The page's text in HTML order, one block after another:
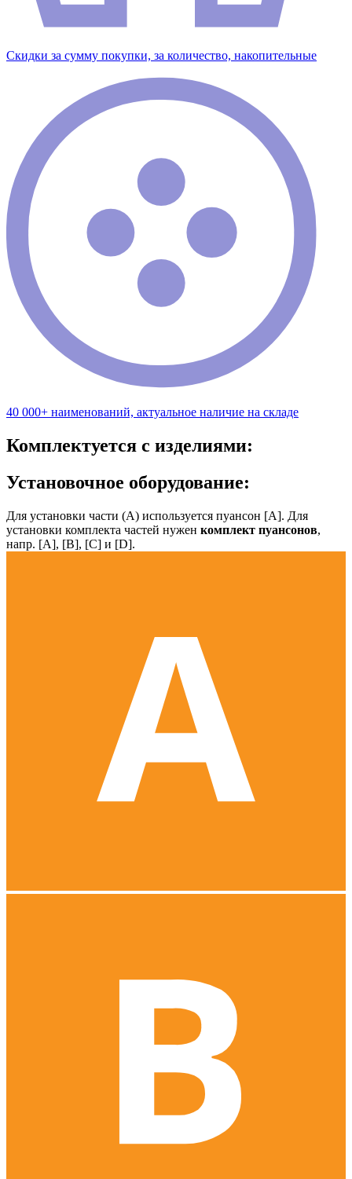
Скидки за сумму покупки, за количество, накопительные
40 000+ наименований, актуальное наличие на складе
Комплектуется с изделиями:
Установочное оборудование:
Для установки части (А) используется пуансон [А]. Для
установки комплекта частей нужен комплект пуансонов,
напр. [А], [B], [С] и [D].